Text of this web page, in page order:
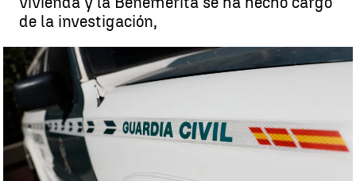
de la investigación,
Crimen en Benaguasil (Valencia) |EFE
Rosario Miñano